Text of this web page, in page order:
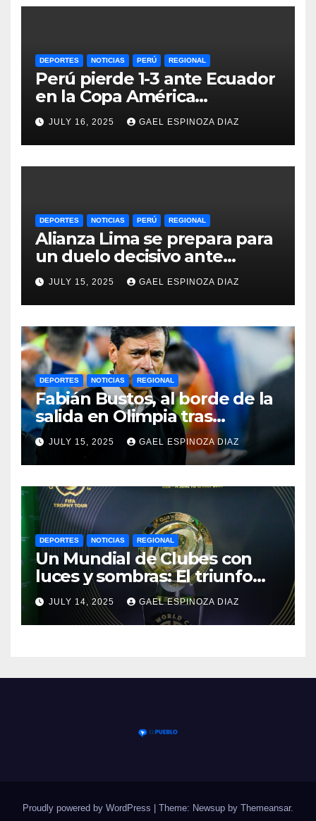
DEPORTES NOTICIAS PERÚ REGIONAL
Perú pierde 1-3 ante Ecuador
en la Copa América
Femenina y lidera el Grupo A
JULY 16, 2025 GAEL ESPINOZA DIAZ
DEPORTES NOTICIAS PERÚ REGIONAL
Alianza Lima se prepara para
un duelo decisivo ante
Gremio por la Sudamericana
2025
JULY 15, 2025 GAEL ESPINOZA DIAZ
DEPORTES NOTICIAS REGIONAL
Fabián Bustos, al borde de la
salida en Olimpia tras
dolorosa derrota en
Paraguay
JULY 15, 2025 GAEL ESPINOZA DIAZ
DEPORTES NOTICIAS REGIONAL
Un Mundial de Clubes con
luces y sombras: El triunfo
del Chelsea y las lecciones
del torneo
JULY 14, 2025 GAEL ESPINOZA DIAZ
Proudly powered by WordPress | Theme: Newsup by Themeansar.